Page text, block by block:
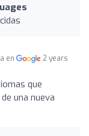
en
2 years
que
una nueva